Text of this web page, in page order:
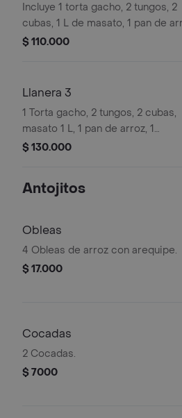
Incluye 1 torta gacho, 2 tungos, 2
cubas, 1 L de masato, 1 pan de
entreverado, 1 longaniza, 2 mini
$ 110.000
Llanera 3
1 Torta gacho, 2 tungos, 2 cubas,
masato 1 L, 1 pan de arroz, 1
entreverado, 1 longaniza, 2 mini
perra.
$ 130.000
Antojitos
Obleas
4 Obleas de arroz con arequipe.
$ 17.000
Cocadas
2 Cocadas.
$ 7000